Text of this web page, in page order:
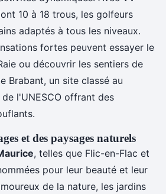
10 à 18 trous, les golfeurs
adaptés à tous les niveaux.
fortes peuvent essayer le
ou découvrir les sentiers de
Brabant, un site classé au
l'UNESCO offrant des
et des paysages naturels
, telles que Flic-en-Flac et
pour leur beauté et leur
de la nature, les jardins